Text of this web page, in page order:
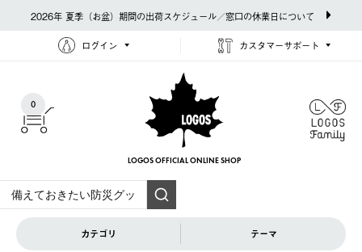
2026年 夏季（お盆）期間の出荷スケジュール／窓口の休業日について
ログイン カスタマーサポート
0
LOGOS OFFICIAL ONLINE SHOP
カテゴリ テーマ